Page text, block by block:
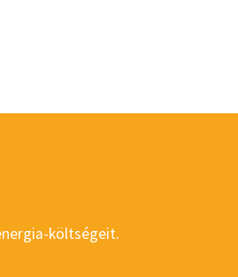
költségeit.